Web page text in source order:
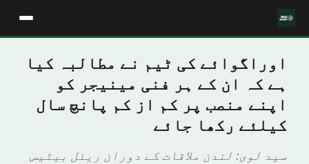
اوراگوائے کی ٹیم نے مطالبہ کیا
ہے کہ ان کے ہر فنی مینیجر کو
اپنے منصب پر کم از کم پانچ سال
کیلئے رکھا جائے
سيد لوى: لندن ملاقات کے دوران ریئل بیٹیس